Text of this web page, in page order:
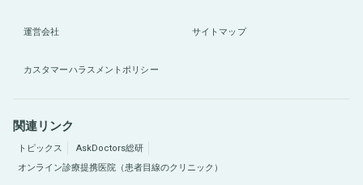
運営会社 サイトマップ
カスタマーハラスメントポリシー
関連リンク
トピックス
AskDoctors総研
オンライン診療提携医院（患者目線のクリニック）